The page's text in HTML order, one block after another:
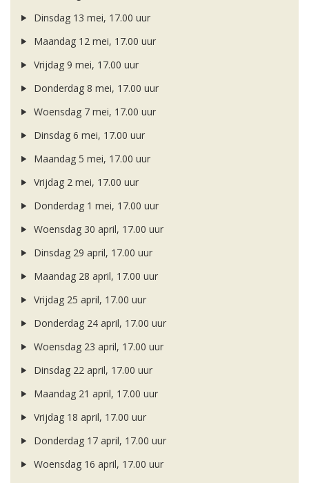
Dinsdag 13 mei, 17.00 uur
Maandag 12 mei, 17.00 uur
Vrijdag 9 mei, 17.00 uur
Donderdag 8 mei, 17.00 uur
Woensdag 7 mei, 17.00 uur
Dinsdag 6 mei, 17.00 uur
Maandag 5 mei, 17.00 uur
Vrijdag 2 mei, 17.00 uur
Donderdag 1 mei, 17.00 uur
Woensdag 30 april, 17.00 uur
Dinsdag 29 april, 17.00 uur
Maandag 28 april, 17.00 uur
Vrijdag 25 april, 17.00 uur
Donderdag 24 april, 17.00 uur
Woensdag 23 april, 17.00 uur
Dinsdag 22 april, 17.00 uur
Maandag 21 april, 17.00 uur
Vrijdag 18 april, 17.00 uur
Donderdag 17 april, 17.00 uur
Woensdag 16 april, 17.00 uur